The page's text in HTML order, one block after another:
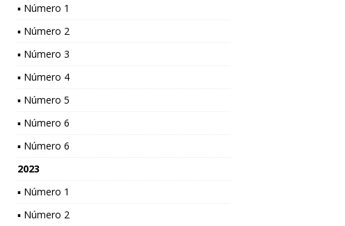
▪ Número 1
▪ Número 2
▪ Número 3
▪ Número 4
▪ Número 5
▪ Número 6
▪ Número 6
2023
▪ Número 1
▪ Número 2